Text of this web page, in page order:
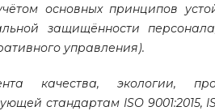
основных принципов
защищённости
управления).
качества, экологии,
стандартам ISO 9001:2015,